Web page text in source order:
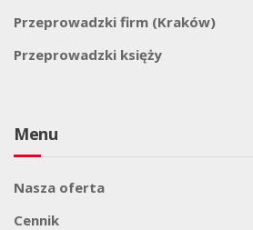
Przeprowadzki firm (Kraków)
Przeprowadzki księży
Menu
Nasza oferta
Cennik